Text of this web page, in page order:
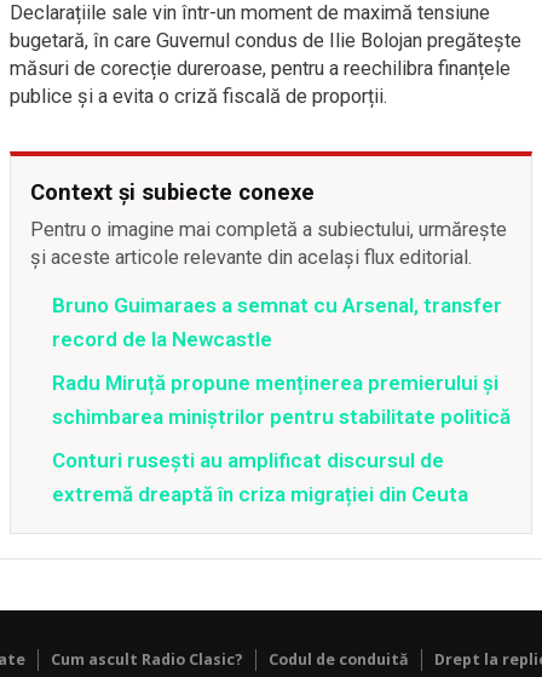
Declarațiile sale vin într-un moment de maximă tensiune
bugetară, în care Guvernul condus de Ilie Bolojan pregătește
măsuri de corecție dureroase, pentru a reechilibra finanțele
publice și a evita o criză fiscală de proporții.
Context și subiecte conexe
Pentru o imagine mai completă a subiectului, urmărește
și aceste articole relevante din același flux editorial.
Bruno Guimaraes a semnat cu Arsenal, transfer
record de la Newcastle
Radu Miruță propune menținerea premierului și
schimbarea miniștrilor pentru stabilitate politică
Conturi rusești au amplificat discursul de
extremă dreaptă în criza migrației din Ceuta
Cum ascult Radio Clasic? Codul de conduită Drept la